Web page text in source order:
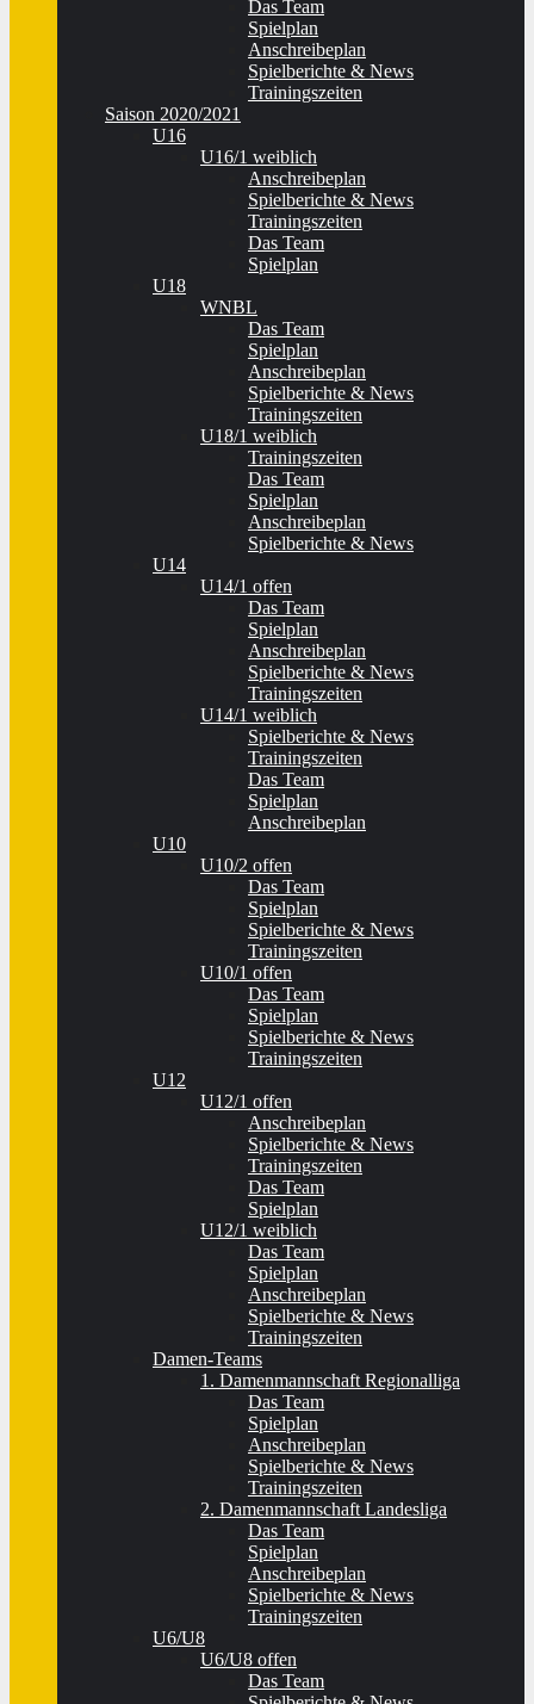
Das Team
Spielplan
Anschreibeplan
Spielberichte & News
Trainingszeiten
Saison 2020/2021
U16
U16/1 weiblich
Anschreibeplan
Spielberichte & News
Trainingszeiten
Das Team
Spielplan
U18
WNBL
Das Team
Spielplan
Anschreibeplan
Spielberichte & News
Trainingszeiten
U18/1 weiblich
Trainingszeiten
Das Team
Spielplan
Anschreibeplan
Spielberichte & News
U14
U14/1 offen
Das Team
Spielplan
Anschreibeplan
Spielberichte & News
Trainingszeiten
U14/1 weiblich
Spielberichte & News
Trainingszeiten
Das Team
Spielplan
Anschreibeplan
U10
U10/2 offen
Das Team
Spielplan
Spielberichte & News
Trainingszeiten
U10/1 offen
Das Team
Spielplan
Spielberichte & News
Trainingszeiten
U12
U12/1 offen
Anschreibeplan
Spielberichte & News
Trainingszeiten
Das Team
Spielplan
U12/1 weiblich
Das Team
Spielplan
Anschreibeplan
Spielberichte & News
Trainingszeiten
Damen-Teams
1. Damenmannschaft Regionalliga
Das Team
Spielplan
Anschreibeplan
Spielberichte & News
Trainingszeiten
2. Damenmannschaft Landesliga
Das Team
Spielplan
Anschreibeplan
Spielberichte & News
Trainingszeiten
U6/U8
U6/U8 offen
Das Team